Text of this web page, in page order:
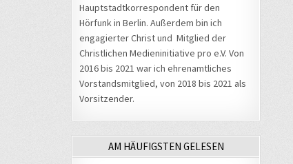
Hauptstadtkorrespondent für den
Hörfunk in Berlin. Außerdem bin ich
engagierter Christ und Mitglied der
Christlichen Medieninitiative pro e.V. Von
2016 bis 2021 war ich ehrenamtliches
Vorstandsmitglied, von 2018 bis 2021 als
Vorsitzender.
AM HÄUFIGSTEN GELESEN